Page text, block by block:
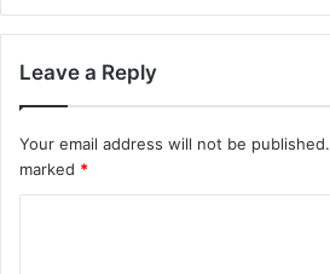
Leave a Reply
Your email address will not be published.
marked *